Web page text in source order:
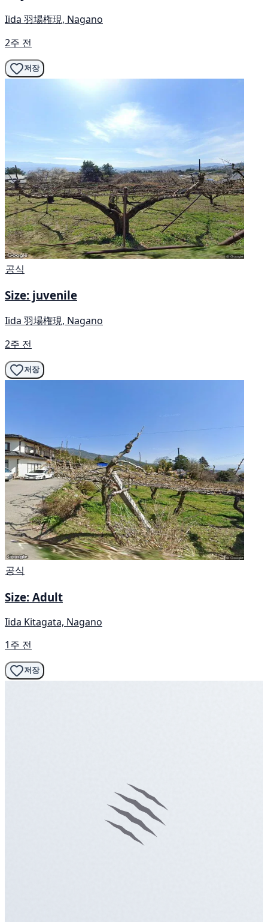
Iida 羽場権現, Nagano
2주 전
저장
공식
Size: juvenile
Iida 羽場権現, Nagano
2주 전
저장
공식
Size: Adult
Iida Kitagata, Nagano
1주 전
저장